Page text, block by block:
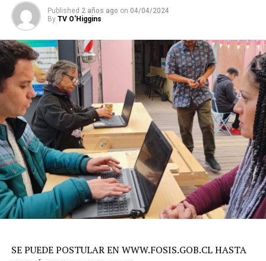
Published 2 años ago on 04/04/2024
By TV O'Higgins
SE PUEDE POSTULAR EN WWW.FOSIS.GOB.CL HASTA